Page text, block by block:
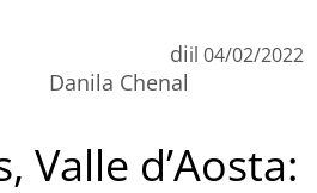
di
Danila Chenal
il 04/02/2022
Valle d’Aosta: